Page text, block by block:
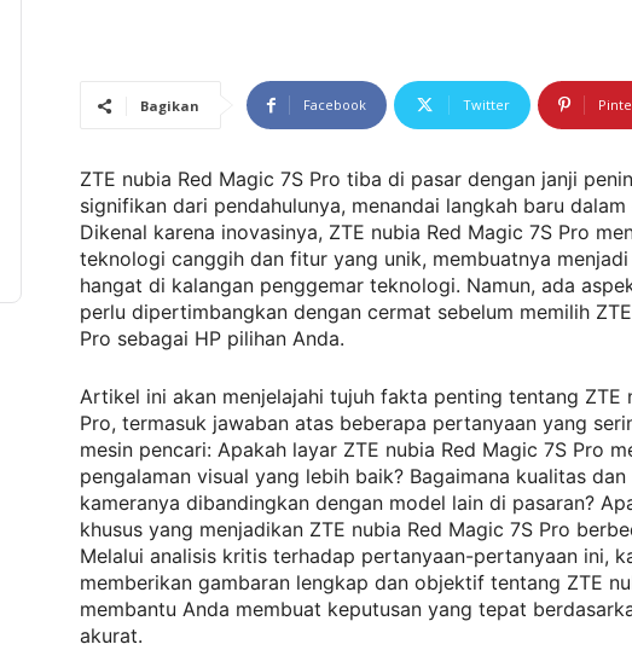
Bagikan Facebook Twitter
ZTE nubia Red Magic 7S Pro tiba di pasar dengan janji
signifikan dari pendahulunya, menandai langkah baru dalam
Dikenal karena inovasinya, ZTE nubia Red Magic 7S Pro
teknologi canggih dan fitur yang unik, membuatnya
hangat di kalangan penggemar teknologi. Namun, ada
perlu dipertimbangkan dengan cermat sebelum memilih
Pro sebagai HP pilihan Anda.
Artikel ini akan menjelajahi tujuh fakta penting tentang ZTE
Pro, termasuk jawaban atas beberapa pertanyaan yang
mesin pencari: Apakah layar ZTE nubia Red Magic 7S Pro
pengalaman visual yang lebih baik? Bagaimana kualitas
kameranya dibandingkan dengan model lain di pasaran?
khusus yang menjadikan ZTE nubia Red Magic 7S Pro
Melalui analisis kritis terhadap pertanyaan-pertanyaan ini,
memberikan gambaran lengkap dan objektif tentang ZTE
membantu Anda membuat keputusan yang tepat
akurat.